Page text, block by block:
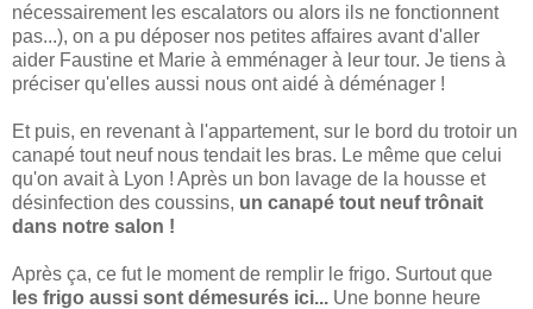
nécessairement les escalators ou alors ils ne fonctionnent
pas...), on a pu déposer nos petites affaires avant d'aller
aider Faustine et Marie à emménager à leur tour. Je tiens à
préciser qu'elles aussi nous ont aidé à déménager !
Et puis, en revenant à l'appartement, sur le bord du trotoir un
canapé tout neuf nous tendait les bras. Le même que celui
qu'on avait à Lyon ! Après un bon lavage de la housse et
désinfection des coussins, un canapé tout neuf trônait
dans notre salon !
Après ça, ce fut le moment de remplir le frigo. Surtout que
les frigo aussi sont démesurés ici... Une bonne heure